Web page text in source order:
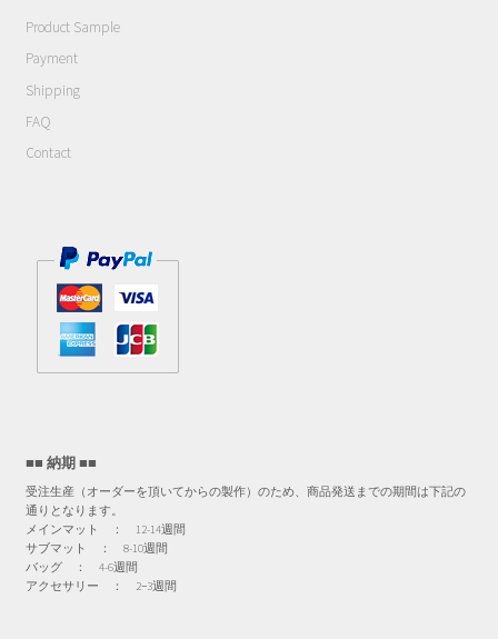
Product Sample
Payment
Shipping
FAQ
Contact
■■ 納期 ■■
受注生産（オーダーを頂いてからの製作）のため、商品発送までの期間は下記の
通りとなります。
メインマット ： 12-14週間
サブマット ： 8-10週間
バッグ ： 4-6週間
アクセサリー ： 2−3週間